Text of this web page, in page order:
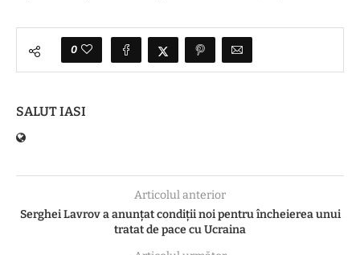
0
SALUT IASI
Articolul anterior
Serghei Lavrov a anunțat condiții noi pentru încheierea unui
tratat de pace cu Ucraina